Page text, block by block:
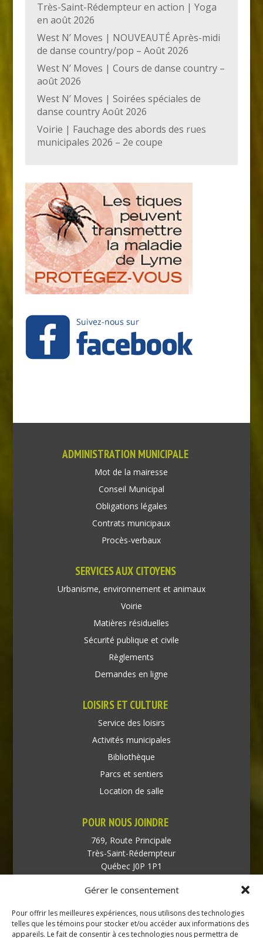
Gérer le consentement
Pour offrir les meilleures expériences, nous utilisons des technologies
telles que les témoins pour stocker et/ou accéder aux informations des
appareils. Le fait de consentir à ces technologies nous permettra de
Très-Saint-Rédempteur en action | Yoga
en août 2026
West N’ Moves | NOUVEAUTÉ Après-midi
de danse country/pop – Août 2026
West N’ Moves | Cours de danse country –
août 2026
West N’ Moves | Soirées spéciales de
danse country Août 2026
Voirie | Fauchage des abords des rues
municipales 2026 – 2e coupe
ADMINISTRATION MUNICIPALE
Mot de la mairesse
Conseil Municipal
Obligations légales
Contrats municipaux
Procès-verbaux
SERVICES AUX CITOYENS
Urbanisme, environnement et animaux
Voirie
Matières résiduelles
Sécurité publique et civile
Règlements
Demandes en ligne
LOISIRS ET CULTURE
Service des loisirs
Activités municipales
Bibliothèque
Parcs et sentiers
Location de salle
POUR NOUS JOINDRE
769, Route Principale
Très-Saint-Rédempteur
Québec J0P 1P1
Téléphone : (450) 451-5203
Direction générale :
dir@tressaintredempteur.ca